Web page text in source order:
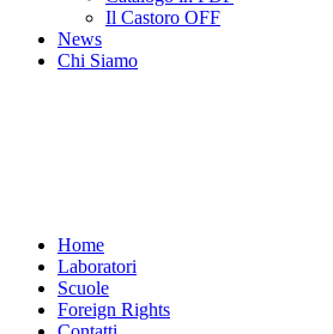
Il Castoro OFF
News
Chi Siamo
Home
Laboratori
Scuole
Foreign Rights